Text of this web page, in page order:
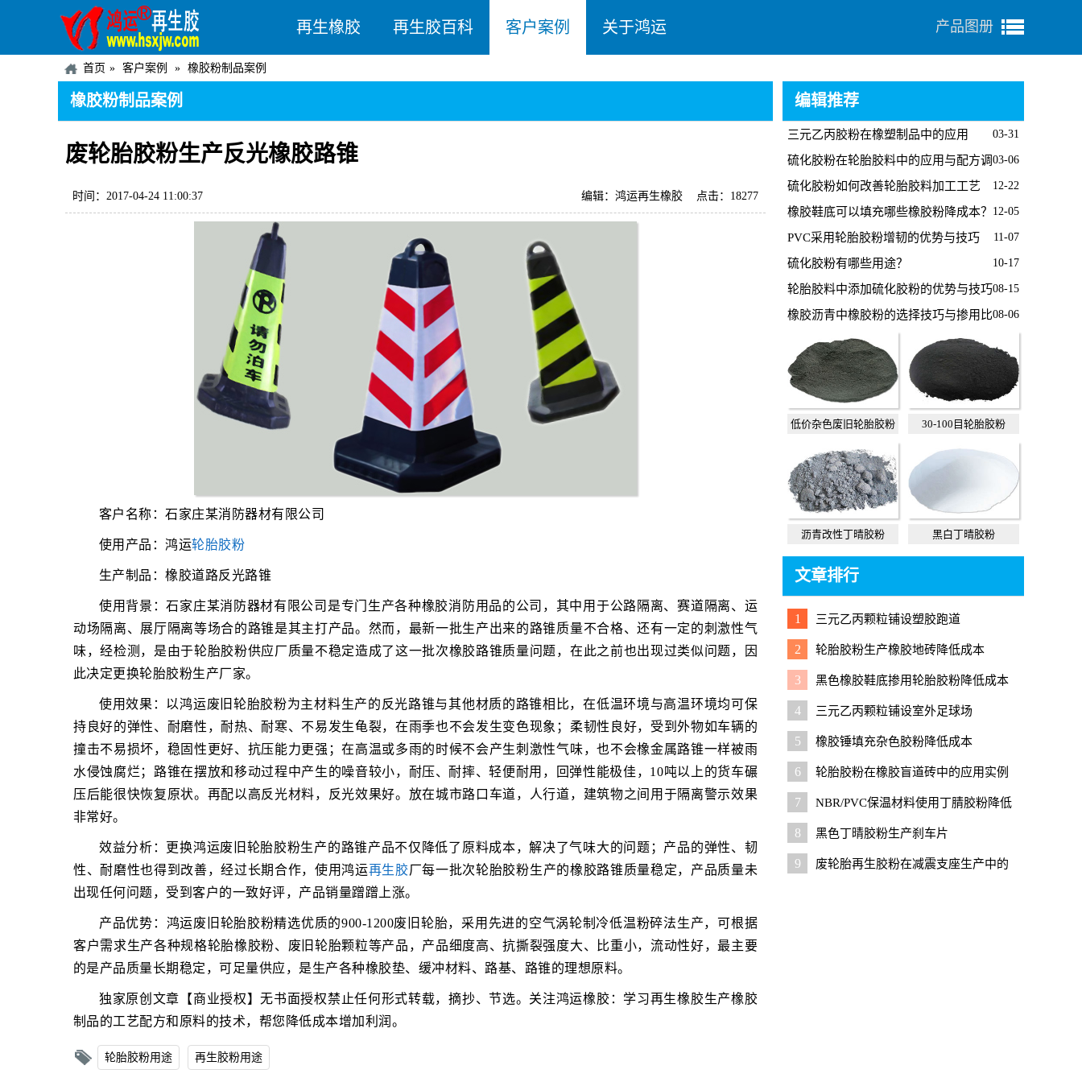
再生橡胶 再生胶百科 客户案例 关于鸿运 产品图册
首页 客户案例 橡胶粉制品案例
橡胶粉制品案例
废轮胎胶粉生产反光橡胶路锥
时间：2017-04-24 11:00:37 点击：18277
编辑：鸿运再生橡胶
客户名称：石家庄某消防器材有限公司
使用产品：鸿运轮胎胶粉
生产制品：橡胶道路反光路锥
使用背景：石家庄某消防器材有限公司是专门生产各种橡胶消防用品的公司，其中用于公路隔离、赛道隔离、运
动场隔离、展厅隔离等场合的路锥是其主打产品。然而，最新一批生产出来的路锥质量不合格、还有一定的刺激性气
味，经检测，是由于轮胎胶粉供应厂质量不稳定造成了这一批次橡胶路锥质量问题，在此之前也出现过类似问题，因
此决定更换轮胎胶粉生产厂家。
使用效果：以鸿运废旧轮胎胶粉为主材料生产的反光路锥与其他材质的路锥相比，在低温环境与高温环境均可保
持良好的弹性、耐磨性，耐热、耐寒、不易发生龟裂，在雨季也不会发生变色现象；柔韧性良好，受到外物如车辆的
撞击不易损坏，稳固性更好、抗压能力更强；在高温或多雨的时候不会产生刺激性气味，也不会橡金属路锥一样被雨
水侵蚀腐烂；路锥在摆放和移动过程中产生的噪音较小，耐压、耐摔、轻便耐用，回弹性能极佳，10吨以上的货车碾
压后能很快恢复原状。再配以高反光材料，反光效果好。放在城市路口车道，人行道，建筑物之间用于隔离警示效果
非常好。
效益分析：更换鸿运废旧轮胎胶粉生产的路锥产品不仅降低了原料成本，解决了气味大的问题；产品的弹性、韧
性、耐磨性也得到改善，经过长期合作，使用鸿运再生胶厂每一批次轮胎胶粉生产的橡胶路锥质量稳定，产品质量未
出现任何问题，受到客户的一致好评，产品销量蹭蹭上涨。
产品优势：鸿运废旧轮胎胶粉精选优质的900-1200废旧轮胎，采用先进的空气涡轮制冷低温粉碎法生产，可根据
客户需求生产各种规格轮胎橡胶粉、废旧轮胎颗粒等产品，产品细度高、抗撕裂强度大、比重小，流动性好，最主要
的是产品质量长期稳定，可足量供应，是生产各种橡胶垫、缓冲材料、路基、路锥的理想原料。
独家原创文章【商业授权】无书面授权禁止任何形式转载，摘抄、节选。关注鸿运橡胶：学习再生橡胶生产橡胶
制品的工艺配方和原料的技术，帮您降低成本增加利润。
轮胎胶粉用途 再生胶粉用途
编辑推荐
03-31
三元乙丙胶粉在橡塑制品中的应用
03-06
硫化胶粉在轮胎胶料中的应用与配方调
整要点
12-22
硫化胶粉如何改善轮胎胶料加工工艺
12-05
橡胶鞋底可以填充哪些橡胶粉降成本？
11-07
PVC采用轮胎胶粉增韧的优势与技巧
10-17
硫化胶粉有哪些用途？
08-15
轮胎胶料中添加硫化胶粉的优势与技巧
08-06
橡胶沥青中橡胶粉的选择技巧与掺用比
低价杂色废旧轮胎胶粉 30-100目轮胎胶粉
沥青改性丁晴胶粉 黑白丁晴胶粉
文章排行
1 三元乙丙颗粒铺设塑胶跑道
2 轮胎胶粉生产橡胶地砖降低成本
3 黑色橡胶鞋底掺用轮胎胶粉降低成本
4 三元乙丙颗粒铺设室外足球场
5 橡胶锤填充杂色胶粉降低成本
6 轮胎胶粉在橡胶盲道砖中的应用实例
7
NBR/PVC保温材料使用丁腈胶粉降低
成本
8 黑色丁晴胶粉生产刹车片
9
废轮胎再生胶粉在减震支座生产中的